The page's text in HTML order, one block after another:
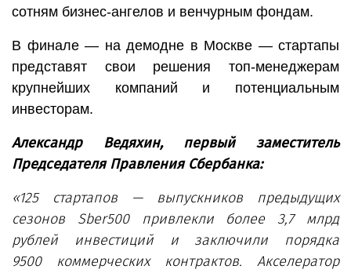
сотням бизнес-ангелов и венчурным фондам.
В финале — на демодне в Москве — стартапы
представят свои решения топ-менеджерам
крупнейших компаний и потенциальным
инвесторам.
Александр Ведяхин, первый заместитель
Председателя Правления Сбербанка:
«125 стартапов — выпускников предыдущих
сезонов Sber500 привлекли более 3,7 млрд
рублей инвестицийи заключили порядка
9500
коммерческих контрактов.
Акселератор